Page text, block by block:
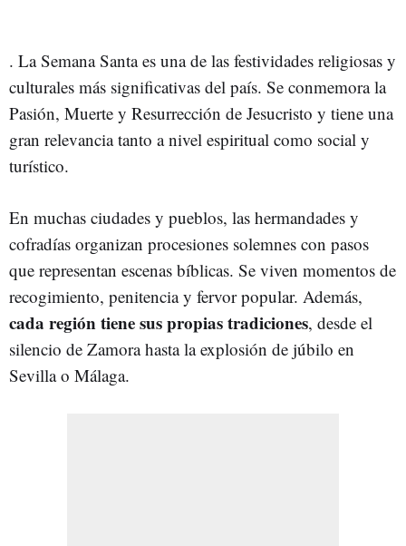
. La Semana Santa es una de las festividades religiosas y
culturales más significativas del país. Se conmemora la
Pasión, Muerte y Resurrección de Jesucristo y tiene una
gran relevancia tanto a nivel espiritual como social y
turístico.
En muchas ciudades y pueblos, las hermandades y
cofradías organizan procesiones solemnes con pasos
que representan escenas bíblicas. Se viven momentos de
recogimiento, penitencia y fervor popular. Además,
cada región tiene sus propias tradiciones, desde el
silencio de Zamora hasta la explosión de júbilo en
Sevilla o Málaga.